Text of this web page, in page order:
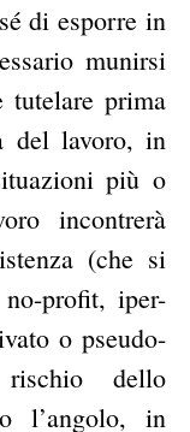
di esporre in
munirsi
tutelare prima
del lavoro, in
più o
incontrerà
(che si
profit, iper-
o pseudo-
dello
l’angolo, in